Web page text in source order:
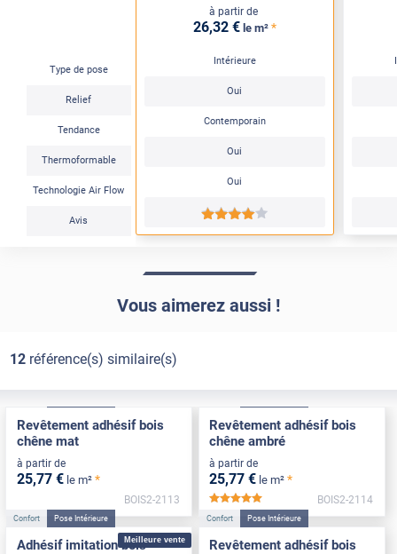
Type de pose
Relief
Tendance
Thermoformable
Technologie Air Flow
Avis
à partir de
26,32 € le m² *
Intérieure
Oui
Contemporain
Oui
Oui
*****
Vous aimerez aussi !
12référence(s) similaire(s)
Revêtement adhésif bois
chêne mat
à partir de
25,77 € le m² *
BOIS2-2113
Revêtement adhésif bois
chêne ambré
à partir de
25,77 € le m² *
BOIS2-2114
Meilleure vente
Confort Pose Intérieure
Adhésif imitation bois
Confort Pose Intérieure
Revêtement adhésif bois